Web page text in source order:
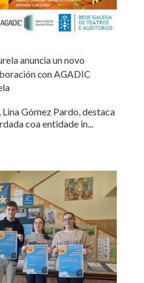
anuncia un novo
con AGADIC
Gómez Pardo, destaca
coa entidade in...